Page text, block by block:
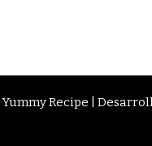
Yummy Recipe |